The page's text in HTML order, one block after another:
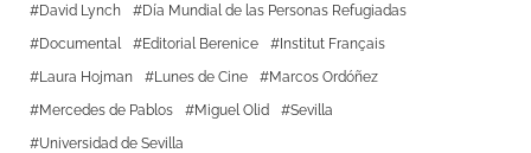
David Lynch
Día Mundial de las Personas Refugiadas
Documental
Editorial Berenice
Institut Français
Laura Hojman
Lunes de Cine
Marcos Ordóñez
Mercedes de Pablos
Miguel Olid
Sevilla
Universidad de Sevilla